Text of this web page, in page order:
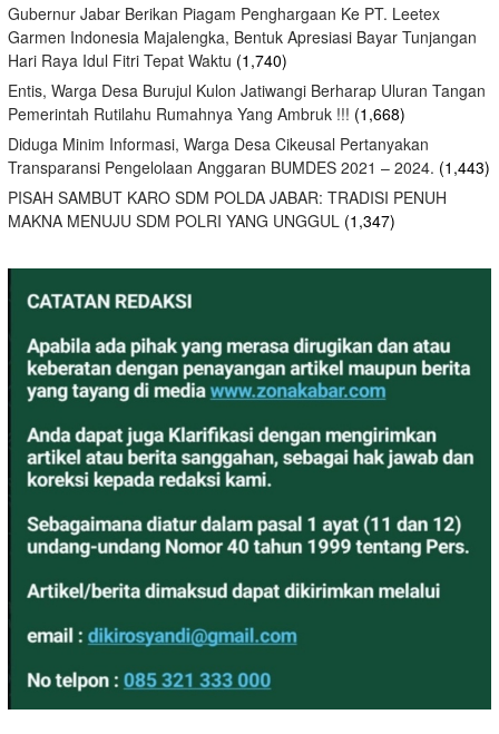
Gubernur Jabar Berikan Piagam Penghargaan Ke PT. Leetex
Garmen Indonesia Majalengka, Bentuk Apresiasi Bayar Tunjangan
Hari Raya Idul Fitri Tepat Waktu (1,740)
Entis, Warga Desa Burujul Kulon Jatiwangi Berharap Uluran Tangan
Pemerintah Rutilahu Rumahnya Yang Ambruk !!! (1,668)
Diduga Minim Informasi, Warga Desa Cikeusal Pertanyakan
Transparansi Pengelolaan Anggaran BUMDES 2021 – 2024. (1,443)
PISAH SAMBUT KARO SDM POLDA JABAR: TRADISI PENUH
MAKNA MENUJU SDM POLRI YANG UNGGUL (1,347)